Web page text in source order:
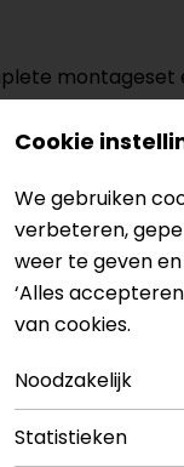
montageset
Neem dan
je het
Cookie
We gebruiken
verbeteren,
weer te geven
‘Alles
van cookies.
Noodzakelijk
Statistieken